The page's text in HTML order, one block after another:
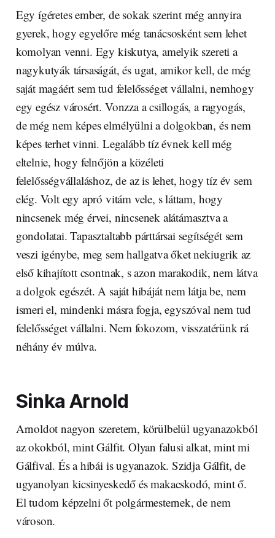
Egy ígéretes ember, de sokak szerint még annyira
gyerek, hogy egyelőre még tanácsosként sem lehet
komolyan venni. Egy kiskutya, amelyik szereti a
nagykutyák társaságát, és ugat, amikor kell, de még
saját magáért sem tud felelősséget vállalni, nemhogy
egy egész városért. Vonzza a csillogás, a ragyogás,
de még nem képes elmélyülni a dolgokban, és nem
képes terhet vinni. Legalább tíz évnek kell még
eltelnie, hogy felnőjön a közéleti
felelősségvállaláshoz, de az is lehet, hogy tíz év sem
elég. Volt egy apró vitám vele, s láttam, hogy
nincsenek még érvei, nincsenek alátámasztva a
gondolatai. Tapasztaltabb párttársai segítségét sem
veszi igénybe, meg sem hallgatva őket nekiugrik az
első kihajított csontnak, s azon marakodik, nem látva
a dolgok egészét. A saját hibáját nem látja be, nem
ismeri el, mindenki másra fogja, egyszóval nem tud
felelősséget vállalni. Nem fokozom, visszatérünk rá
néhány év múlva.
Sinka Arnold
Arnoldot nagyon szeretem, körülbelül ugyanazokból
az okokból, mint Gálfit. Olyan falusi alkat, mint mi
Gálfival. És a hibái is ugyanazok. Szidja Gálfit, de
ugyanolyan kicsinyeskedő és makacskodó, mint ő.
El tudom képzelni őt polgármesternek, de nem
városon.